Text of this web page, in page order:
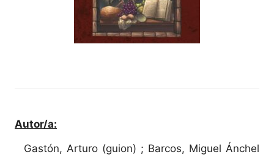
Autor/a:
Gastón, Arturo (guion) ; Barcos, Miguel Ánchel